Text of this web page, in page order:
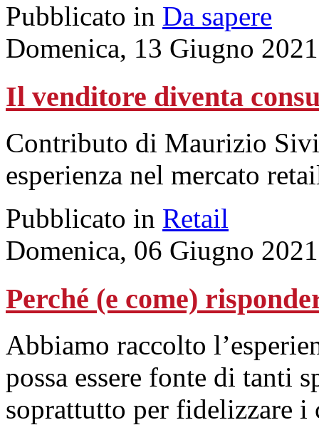
Pubblicato in Da sapere
Domenica, 13 Giugno
Il venditore diventa
Contributo di Maurizio
esperienza nel mercato
Pubblicato in Retail
Domenica, 06 Giugno
Perché (e come)
Abbiamo raccolto
possa essere fonte di tanti
soprattutto per fidelizzare i